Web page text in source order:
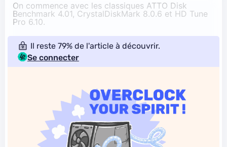
On commence avec les classiques ATTO Disk
Benchmark 4.01, CrystalDiskMark 8.0.6 et HD Tune
Pro 6.10.
Il reste 79% de l'article à découvrir.
Se connecter